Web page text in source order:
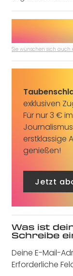
Sie wünschen sich auch
exklusiven
Für nur 3 €
erstklassige
genießen!
Jetzt
Was ist
Schreibe
Deine E-Mail-
Erforderliche